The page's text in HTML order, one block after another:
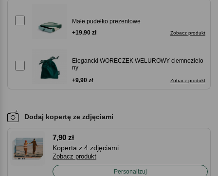
Małe pudełko prezentowe
Zobacz produkt
+19,90 zł
Elegancki WORECZEK WELUROWY ciemnozielo
ny
Zobacz produkt
+9,90 zł
Dodaj kopertę ze zdjęciami
7,90 zł
Koperta z 4 zdjęciami
Zobacz produkt
Personalizuj